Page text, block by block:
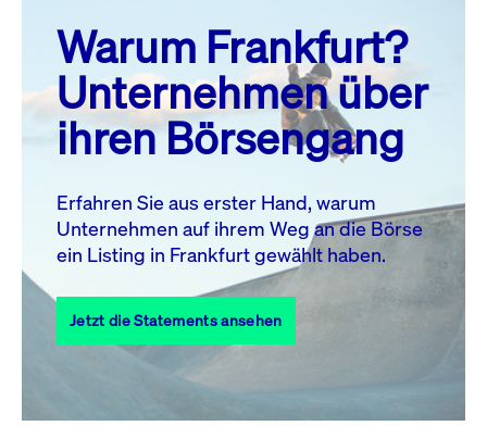
MO. DI. MI. DO. FR. SA. SO.
1
2
3
4 5 6 7 8
10 11 13 14
17
18 19 20 21 22
23
27 28
31
Alle Events
Warum Frankfurt?
Unternehmen über
ihren Börsengang
Erfahren Sie aus erster Hand, warum
Unternehmen auf ihrem Weg an die Börse
ein Listing in Frankfurt gewählt haben.
Jetzt die Statements ansehen